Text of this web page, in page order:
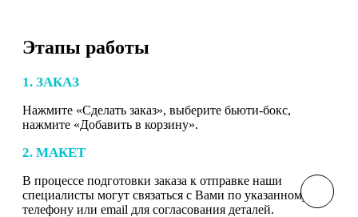
Этапы работы
1. ЗАКАЗ
Нажмите «Сделать заказ», выберите бьюти-бокс,
нажмите «Добавить в корзину».
2. МАКЕТ
В процессе подготовки заказа к отправке наши
специалисты могут связаться с Вами по указанному
телефону или email для согласования деталей.